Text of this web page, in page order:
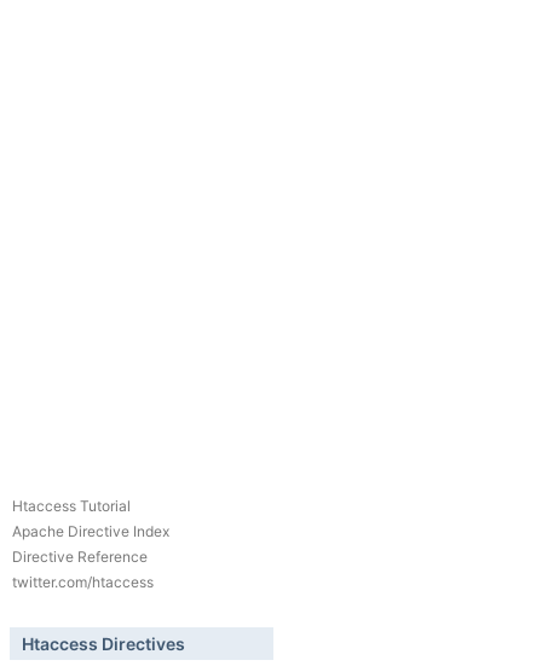
Htaccess Tutorial
Apache Directive Index
Directive Reference
twitter.com/htaccess
Htaccess Directives